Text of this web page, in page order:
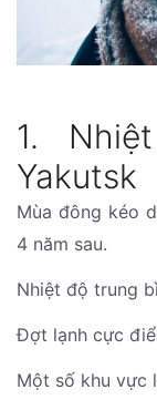
1.
Yakutsk
Mùa đông kéo
4 năm sau.
Nhiệt độ trung
Đợt lạnh cực
Một số khu vực